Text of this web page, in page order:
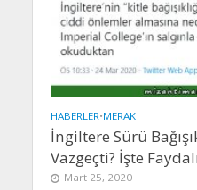
HABERLER•MERAK
İngiltere Sürü
Vazgeçti? İşte
Mart 25, 2020